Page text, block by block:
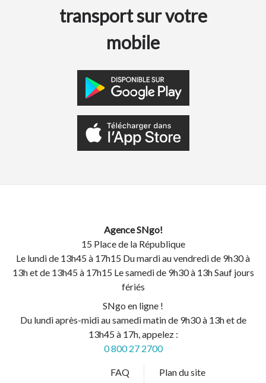
transport sur votre
mobile
Agence SNgo!
15 Place de la République
Le lundi de 13h45 à 17h15 Du mardi au vendredi de 9h30 à
13h et de 13h45 à 17h15 Le samedi de 9h30 à 13h Sauf jours
fériés
SNgo en ligne !
Du lundi après-midi au samedi matin de 9h30 à 13h et de
13h45 à 17h, appelez :
0 800 27 2700
FAQ
Plan du site